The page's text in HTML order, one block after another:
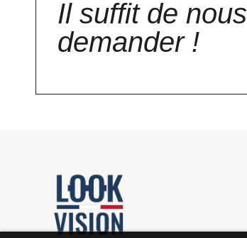
Il suffit de nous
demander !